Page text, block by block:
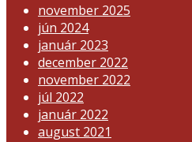
november 2025
jún 2024
január 2023
december 2022
november 2022
júl 2022
január 2022
august 2021